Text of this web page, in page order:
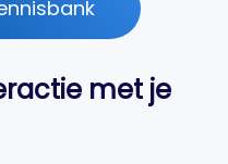
met je